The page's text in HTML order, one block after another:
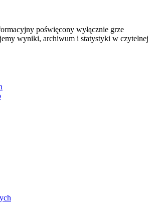
poświęcony wyłącznie grze
wyniki, archiwum i statystyki w czytelnej